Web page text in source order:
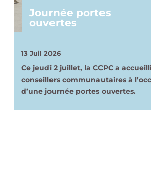
Journée portes
ouvertes
13 Juil 2026
Ce jeudi 2 juillet, la CCPC a
conseillers communautaires à
d’une journée portes ouvertes.